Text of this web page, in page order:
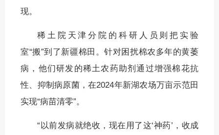
现。
稀土院天津分院的科研人员则把实验
室“搬”到了新疆棉田。针对困扰棉农多年的黄萎
病，他们研发的稀土农药助剂通过增强棉花抗
性、抑制病原菌，在2024年新湖农场万亩示范田
实现“病苗清零”。
“以前发病就绝收，现在用了这‘神药’，收成